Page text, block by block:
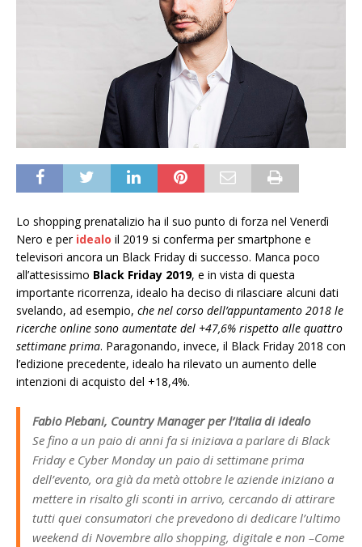
Lo shopping prenatalizio ha il suo punto di forza nel Venerdì
Nero e per idealo il 2019 si conferma per smartphone e
televisori ancora un Black Friday di successo. Manca poco
all’attesissimo Black Friday 2019, e in vista di questa
importante ricorrenza, idealo ha deciso di rilasciare alcuni dati
svelando, ad esempio, che nel corso dell’appuntamento 2018 le
ricerche online sono aumentate del +47,6% rispetto alle quattro
settimane prima. Paragonando, invece, il Black Friday 2018 con
l’edizione precedente, idealo ha rilevato un aumento delle
intenzioni di acquisto del +18,4%.
Fabio Plebani, Country Manager per l’Italia di idealo
Se fino a un paio di anni fa si iniziava a parlare di Black
Friday e Cyber Monday un paio di settimane prima
dell’evento, ora già da metà ottobre le aziende iniziano a
mettere in risalto gli sconti in arrivo, cercando di attirare
tutti quei consumatori che prevedono di dedicare l’ultimo
weekend di Novembre allo shopping, digitale e non –Come